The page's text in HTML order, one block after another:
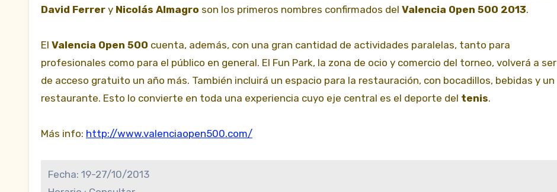
David Ferrer y Nicolás Almagro son los primeros nombres confirmados del Valencia Open 500 2013.
El Valencia Open 500 cuenta, además, con una gran cantidad de actividades paralelas, tanto para
profesionales como para el público en general. El Fun Park, la zona de ocio y comercio del torneo, volverá a ser
de acceso gratuito un año más. También incluirá un espacio para la restauración, con bocadillos, bebidas y un
restaurante. Esto lo convierte en toda una experiencia cuyo eje central es el deporte del tenis.
Más info: http://www.valenciaopen500.com/
Fecha:19-27/10/2013